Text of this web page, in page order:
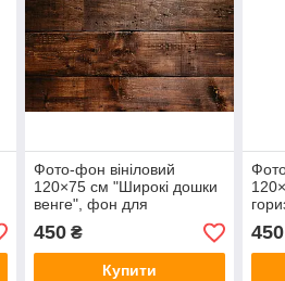
Фото-фон вініловий
120×75 см "Широкі дошки
венге", фон для
предметної зйомки ПВХ
(банерна тканина)
450₴
Купити
фон
450